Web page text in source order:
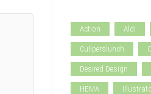
Action Aldi
Culiperslunch
Desired Design
HEMA